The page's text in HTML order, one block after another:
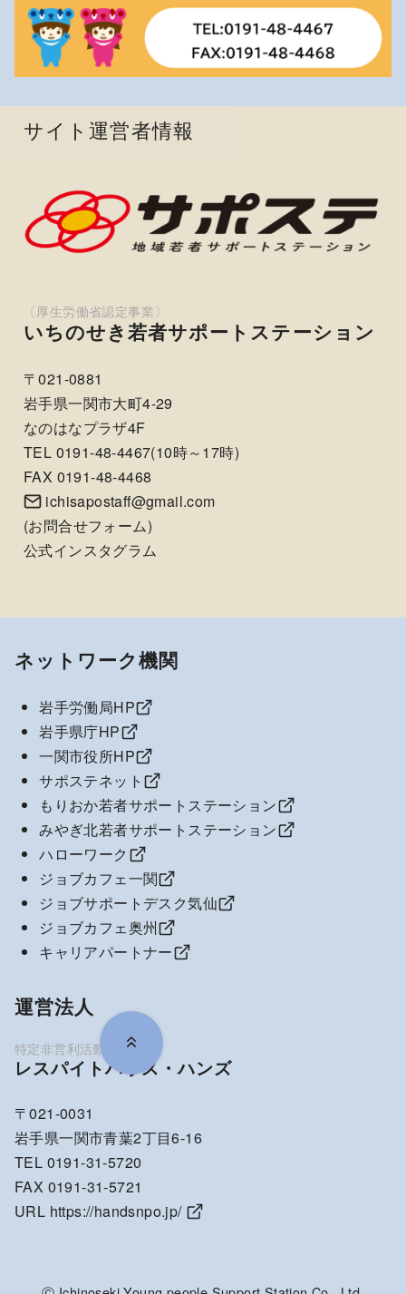
サイト運営者情報
いちのせき若者サポートステーション
〒021-0881
岩手県一関市大町4-29
なのはなプラザ4F
TEL 0191-48-4467(10時～17時)
FAX 0191-48-4468
ichisapostaff@gmail.com
(お問合せフォーム)
公式インスタグラム
ネットワーク機関
岩手労働局HP
岩手県庁HP
一関市役所HP
サポステネット
もりおか若者サポートステーション
みやぎ北若者サポートステーション
ハローワーク
ジョブカフェ一関
ジョブサポートデスク気仙
ジョブカフェ奥州
キャリアパートナー
運営法人
レスパイトハウス・ハンズ
〒021-0031
岩手県一関市青葉2丁目6-16
TEL 0191-31-5720
FAX 0191-31-5721
URL https://handsnpo.jp/